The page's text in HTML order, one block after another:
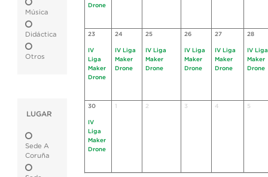
Música
Didáctica
Otros
LUGAR
Sede A
Coruña
Drone
23
IV
Liga
Maker
Drone
24
IV Liga
Maker
Drone
25
IV Liga
Maker
Drone
26
IV Liga
Maker
Drone
27
IV Liga
Maker
Drone
28
IV Liga
Maker
Drone
30
IV
Liga
Maker
Drone
2 3 4 5